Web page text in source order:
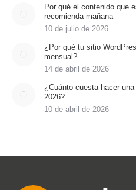
Por qué el contenido que
recomienda mañana
10 de julio de 2026
¿Por qué tu sitio
mensual?
14 de abril de 2026
¿Cuánto cuesta hacer
2026?
10 de abril de 2026